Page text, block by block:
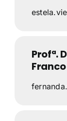
Profª.